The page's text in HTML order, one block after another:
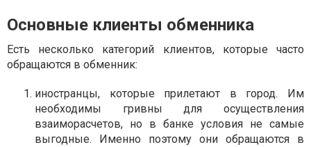
Основные клиенты обменника
Есть несколько категорий клиентов, которые часто
обращаются в обменник:
иностранцы, которые прилетают в город. Им
необходимы гривны для осуществления
взаиморасчетов, но в банке условия не самые
выгодные. Именно поэтому они обращаются в